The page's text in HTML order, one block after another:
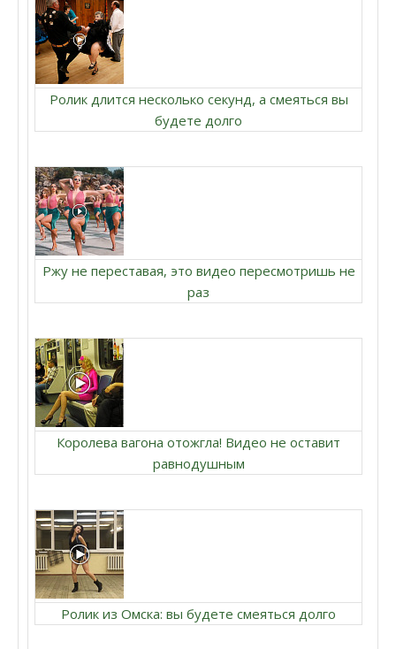
Ролик длится несколько секунд, а смеяться вы
будете долго
Ржу не переставая, это видео пересмотришь не
раз
Королева вагона отожгла! Видео не оставит
равнодушным
Ролик из Омска: вы будете смеяться долго